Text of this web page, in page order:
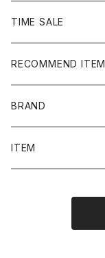
TIME SALE
RECOMMEND ITEM
BRAND
NIKE
ITEM